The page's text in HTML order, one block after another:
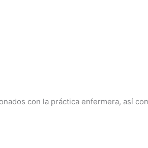
con la práctica enfermera, así